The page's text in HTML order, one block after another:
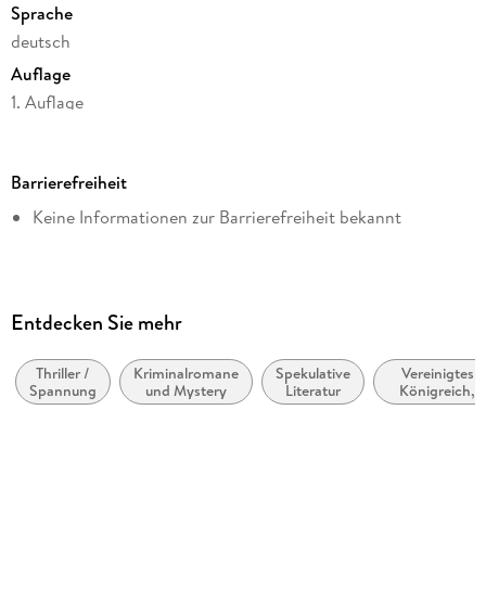
Sprache
deutsch
Auflage
1. Auflage
Seitenanzahl
352
Reihe
Autor/Autorin
Martin Walker
Barrierefreiheit
Keine Informationen zur Barrierefreiheit bekannt
Entdecken Sie mehr
Thriller /
Spannung
Kriminalromane
und Mystery
Spekulative
Literatur
Vereinigtes
Königreich,